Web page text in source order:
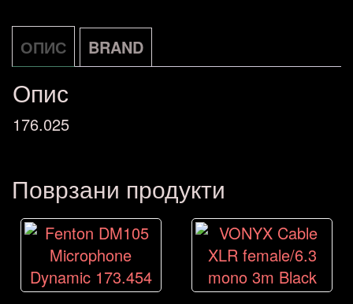
ОПИС BRAND
Опис
176.025
Поврзани продукти